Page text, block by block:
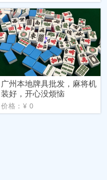
广州本地牌具批发，麻将机
装好，开心没烦恼
价格：¥ 0